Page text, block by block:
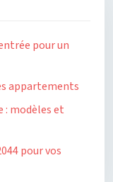
pour un
appartements
: modèles et
pour vos